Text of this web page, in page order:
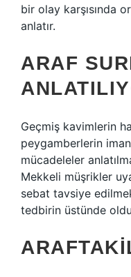
bir olay karşısında
anlatır.
ARAF
Geçmiş kavimlerin
peygamberlerin
mücadeleler
Mekkeli müşrikler
sebat tavsiye
tedbirin üstünde